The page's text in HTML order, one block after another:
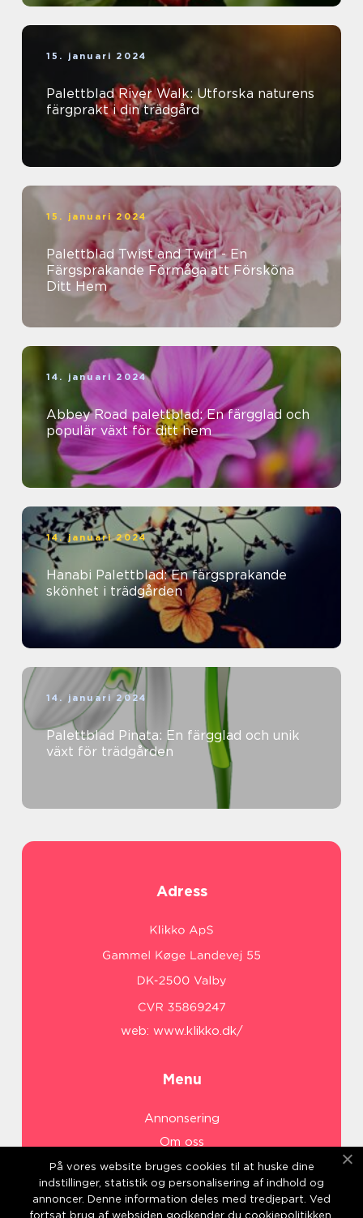
15. januari 2024
Palettblad River Walk: Utforska naturens
färgprakt i din trädgård
15. januari 2024
Palettblad Twist and Twirl - En
Färgsprakande Förmåga att Försköna
Ditt Hem
14. januari 2024
Abbey Road palettblad: En färgglad och
populär växt för ditt hem
14. januari 2024
Hanabi Palettblad: En färgsprakande
skönhet i trädgården
14. januari 2024
Palettblad Pinata: En färgglad och unik
växt för trädgården
Adress
web: www.klikko.dk/
Menu
Annonsering
Om oss
Cookies
Kontakta oss
Sitemap
På vores website bruges cookies til at huske dine
indstillinger, statistik og personalisering af indhold og
annoncer. Denne information deles med tredjepart. Ved
fortsat brug af websiden godkender du cookiepolitikken.